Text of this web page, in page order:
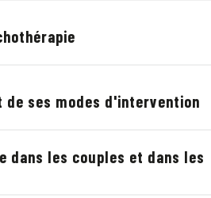
ses modes d'intervention
dans les couples et dans les